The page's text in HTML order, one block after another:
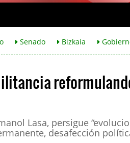
Senado Bizkaia
Lasa, persigue
desafección